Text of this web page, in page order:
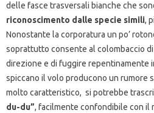
delle fasce trasversali bianche che
riconoscimento dalle specie simili,
Nonostante la corporatura un po’
soprattutto consente al colombaccio
direzione e di fuggire repentinamente
spiccano il volo producono un rumore
molto caratteristico, si potrebbe
du-du”, facilmente confondibile con il